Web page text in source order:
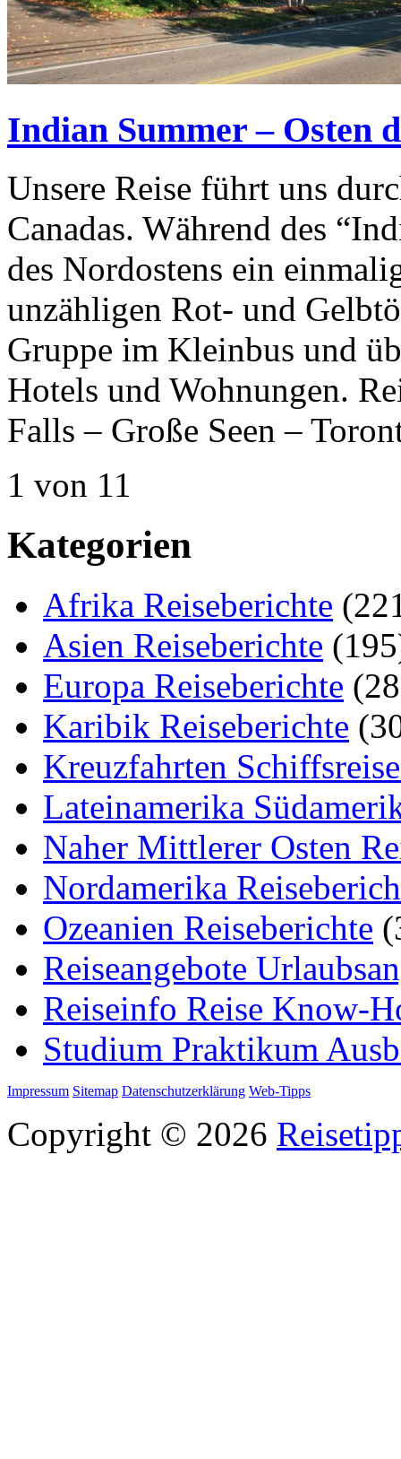
Indian Summer – Osten
Unsere Reise führt uns
Canadas. Während des
des Nordostens ein
unzähligen Rot- und
Gruppe im Kleinbus und
Hotels und Wohnungen.
Falls – Große Seen –
1 von 11
Kategorien
Afrika Reiseberichte
Asien Reiseberichte
Europa Reiseberichte
Karibik Reiseberichte
Kreuzfahrten
Lateinamerika
Naher Mittlerer Osten
Nordamerika
Ozeanien Reiseberichte
Reiseangebote
Reiseinfo Reise Know-
Studium Praktikum
Impressum Sitemap Datenschutzerklärung Web-Tipps
Copyright © 2026